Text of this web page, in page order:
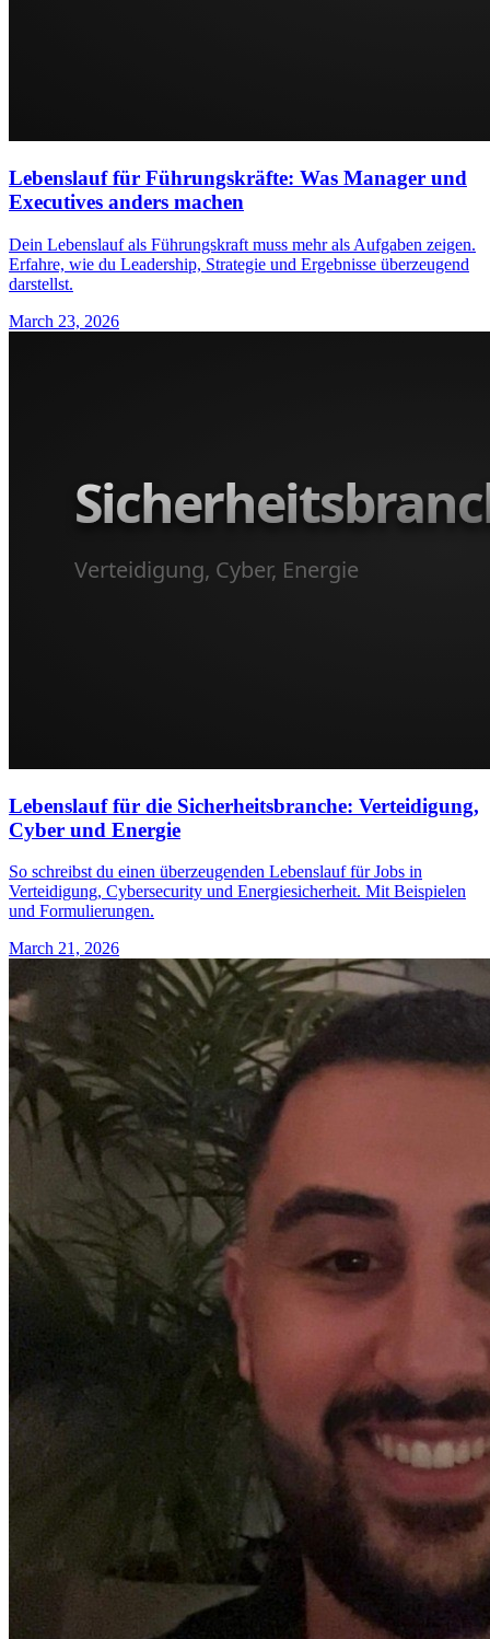
Lebenslauf für Führungskräfte: Was Manager und
Executives anders machen
Dein Lebenslauf als Führungskraft muss mehr als Aufgaben zeigen.
Erfahre, wie du Leadership, Strategie und Ergebnisse überzeugend
darstellst.
March 23, 2026
Lebenslauf für die Sicherheitsbranche: Verteidigung,
Cyber und Energie
So schreibst du einen überzeugenden Lebenslauf für Jobs in
Verteidigung, Cybersecurity und Energiesicherheit. Mit Beispielen
und Formulierungen.
March 21, 2026